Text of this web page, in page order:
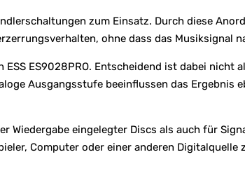
zum Einsatz. Durch diese
ohne dass das Musiksignal
ES9028PRO. Entscheidend ist dabei nicht
Ausgangsstufe beeinflussen das Ergebnis
Wiedergabe eingelegter Discs als auch für
Computer oder einer anderen Digitalquelle